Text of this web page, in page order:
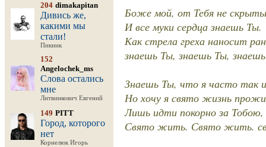
204 dimakapitan
Дивись же,
какими мы
стали!
Пикник
152
Angelochek_ms
Слова остались
мне
Литвинкович Евгений
149 PITT
Город, которого
нет
Корнелюк Игорь
Боже мой, от Тебя не
И все муки сердца знаешь Ты.
Как стрела греха наносит
знаешь Ты, знаешь Ты,
Знаешь Ты, что я часто так
Но хочу я свято жизнь
Лишь идти покорно за Тобою,
Свято жить. Свято жить.